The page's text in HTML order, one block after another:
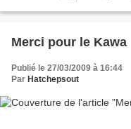
Merci pour le Kawa
Publié le 27/03/2009 à 16:44
Par Hatchepsout